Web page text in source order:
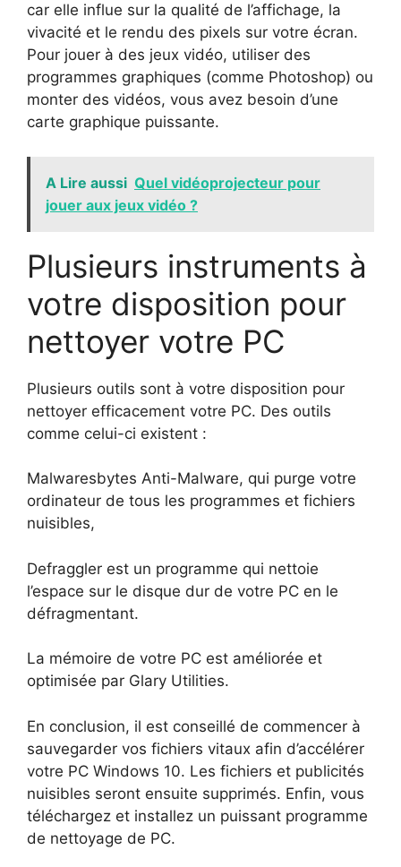
car elle influe sur la qualité de l’affichage, la
vivacité et le rendu des pixels sur votre écran.
Pour jouer à des jeux vidéo, utiliser des
programmes graphiques (comme Photoshop) ou
monter des vidéos, vous avez besoin d’une
carte graphique puissante.
A Lire aussi Quel vidéoprojecteur pour
jouer aux jeux vidéo ?
Plusieurs instruments à
votre disposition pour
nettoyer votre PC
Plusieurs outils sont à votre disposition pour
nettoyer efficacement votre PC. Des outils
comme celui-ci existent :
Malwaresbytes Anti-Malware, qui purge votre
ordinateur de tous les programmes et fichiers
nuisibles,
Defraggler est un programme qui nettoie
l’espace sur le disque dur de votre PC en le
défragmentant.
La mémoire de votre PC est améliorée et
optimisée par Glary Utilities.
En conclusion, il est conseillé de commencer à
sauvegarder vos fichiers vitaux afin d’accélérer
votre PC Windows 10. Les fichiers et publicités
nuisibles seront ensuite supprimés. Enfin, vous
téléchargez et installez un puissant programme
de nettoyage de PC.